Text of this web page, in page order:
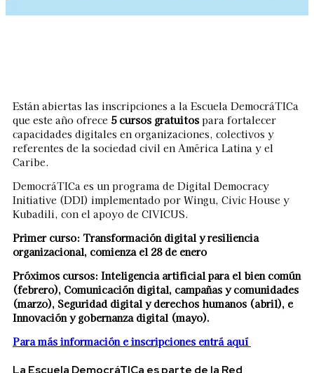
Están abiertas las inscripciones a la Escuela DemocráTICa
que este año ofrece 5 cursos gratuitos para fortalecer
capacidades digitales en organizaciones, colectivos y
referentes de la sociedad civil en América Latina y el
Caribe.
DemocráTICa es un programa de Digital Democracy
Initiative (DDI) implementado por Wingu, Civic House y
Kubadili, con el apoyo de CIVICUS.
Primer curso: Transformación digital y resiliencia
organizacional, comienza el 28 de enero
Próximos cursos: Inteligencia artificial para el bien común
(febrero), Comunicación digital, campañas y comunidades
(marzo), Seguridad digital y derechos humanos (abril), e
Innovación y gobernanza digital (mayo).
Para más información e inscripciones entrá aquí